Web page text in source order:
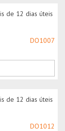
DO1007
DO1012